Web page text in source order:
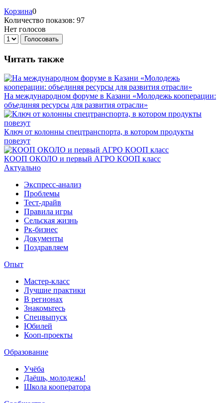
Корзина0
Количество показов: 97
Нет голосов
Голосовать
Читать также
На международном форуме в Казани «Молодежь кооперации:
объединяя ресурсы для развития отрасли»
Ключ от колонны спецтранспорта, в котором продукты
повезут
КООП ОКОЛО и первый АГРО КООП класс
Актуально
Экспресс-анализ
Проблемы
Тест-драйв
Правила игры
Сельская жизнь
Рк-бизнес
Документы
Поздравляем
Опыт
Мастер-класс
Лучшие практики
В регионах
Знакомьтесь
Спецвыпуск
Юбилей
Кооп-проекты
Образование
Учёба
Даёшь, молодежь!
Школа кооператора